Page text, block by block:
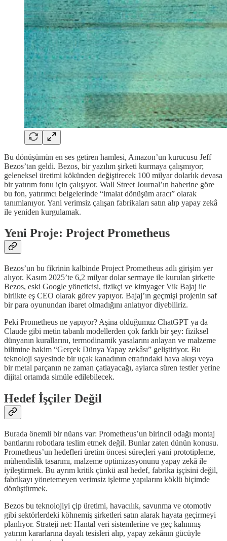
Bu dönüşümün en ses getiren hamlesi, Amazon’un kurucusu Jeff
Bezos’tan geldi. Bezos, bir yazılım şirketi kurmaya çalışmıyor;
geleneksel üretimi kökünden değiştirecek 100 milyar dolarlık devasa
bir yatırım fonu için çalışıyor. Wall Street Journal’ın haberine göre
bu fon, yatırımcı belgelerinde “imalat dönüşüm aracı” olarak
tanımlanıyor. Yani verimsiz çalışan fabrikaları satın alıp yapay zekâ
ile yeniden kurgulamak.
Yeni Proje: Project Prometheus
Bezos’un bu fikrinin kalbinde Project Prometheus adlı girişim yer
alıyor. Kasım 2025’te 6,2 milyar dolar sermaye ile kurulan şirkette
Bezos, eski Google yöneticisi, fizikçi ve kimyager Vik Bajaj ile
birlikte eş CEO olarak görev yapıyor. Bajaj’ın geçmişi projenin saf
bir para oyunundan ibaret olmadığını anlatıyor diyebiliriz.
Peki Prometheus ne yapıyor? Aşina olduğumuz ChatGPT ya da
Claude gibi metin tabanlı modellerden çok farklı bir şey: fiziksel
dünyanın kurallarını, termodinamik yasalarını anlayan ve malzeme
bilimine hakim “Gerçek Dünya Yapay zekâsı” geliştiriyor. Bu
teknoloji sayesinde bir uçak kanadının etrafındaki hava akışı veya
bir metal parçanın ne zaman çatlayacağı, aylarca süren testler yerine
dijital ortamda simüle edilebilecek.
Hedef İşçiler Değil
Burada önemli bir nüans var: Prometheus’un birincil odağı montaj
bantlarını robotlara teslim etmek değil. Bunlar zaten dünün konusu.
Prometheus’un hedefleri üretim öncesi süreçleri yani prototipleme,
mühendislik tasarımı, malzeme optimizasyonunu yapay zekâ ile
iyileştirmek. Bu ayrım kritik çünkü asıl hedef, fabrika işçisini değil,
fabrikayı yönetemeyen verimsiz işletme yapılarını köklü biçimde
dönüştürmek.
Bezos bu teknolojiyi çip üretimi, havacılık, savunma ve otomotiv
gibi sektörlerdeki köhnemiş şirketleri satın alarak hayata geçirmeyi
planlıyor. Strateji net: Hantal veri sistemlerine ve geç kalınmış
yatırım kararlarına dayalı tesisleri alıp, yapay zekânın gücüyle